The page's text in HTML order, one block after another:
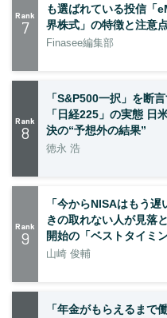
Rank
7
も選ばれている投信「
界株式」の特徴と注意
Finasee編集部
Rank
8
「S&P500一択」を断
「日経225」の実態 日
決の“予想外の結果”
徳永 浩
Rank
9
「今からNISAはもう
きの取れない人が見落
開始の「ベストタイミン
山崎 俊輔
「年金がもらえるまで